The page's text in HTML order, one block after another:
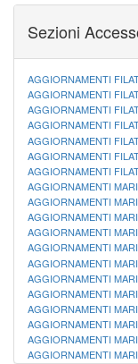
Sezioni
AGGIORNAMENTI
AGGIORNAMENTI
AGGIORNAMENTI
AGGIORNAMENTI
AGGIORNAMENTI
AGGIORNAMENTI
AGGIORNAMENTI
AGGIORNAMENTI
AGGIORNAMENTI
AGGIORNAMENTI
AGGIORNAMENTI
AGGIORNAMENTI
AGGIORNAMENTI
AGGIORNAMENTI
AGGIORNAMENTI
AGGIORNAMENTI
AGGIORNAMENTI
AGGIORNAMENTI
AGGIORNAMENTI